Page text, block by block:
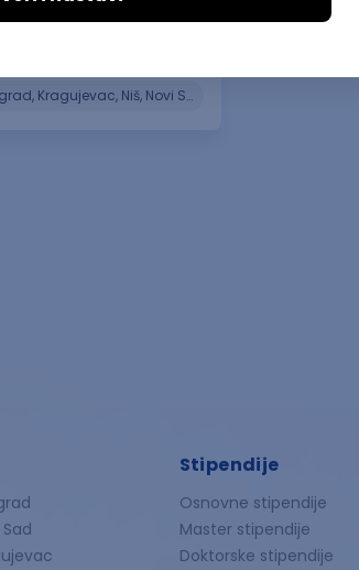
Beograd, Kragujevac, Niš, Novi Sad
Stipendije
Osnovne stipendije
Master stipendije
Doktorske stipendije